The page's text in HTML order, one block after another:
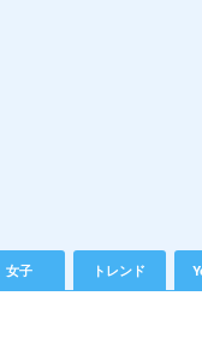
女子 トレンド